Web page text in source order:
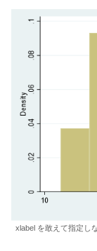
xlabel を敢えて指定し